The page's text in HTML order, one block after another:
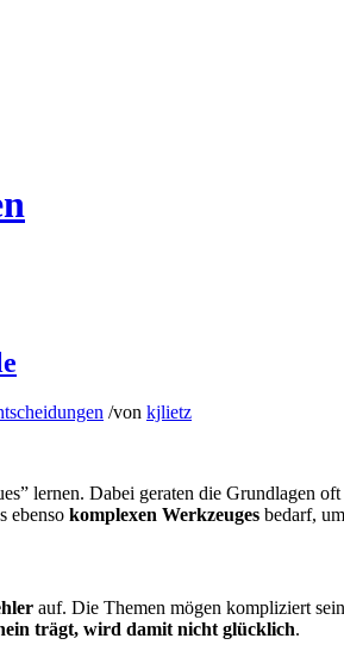
/von kjlietz
lernen. Dabei geraten die Grundlagen
ebenso komplexen Werkzeu­ges bedarf,
auf. Die Themen mögen kompliziert
trägt, wird damit nicht glücklich.